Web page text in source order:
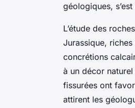
géologiques,
L’étude des
Jurassique,
concrétions
à un décor
fissurées ont
attirent les